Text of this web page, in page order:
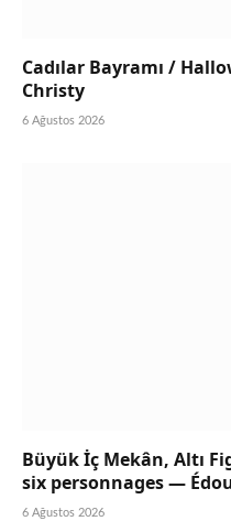
Cadılar Bayramı /
Christy
6 Ağustos 2026
Büyük İç Mekân, Altı
six personnages —
6 Ağustos 2026